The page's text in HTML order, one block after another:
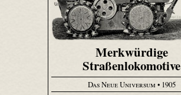
Merkwürdige
Straßenlokomotive
Das Neue Universum • 1905